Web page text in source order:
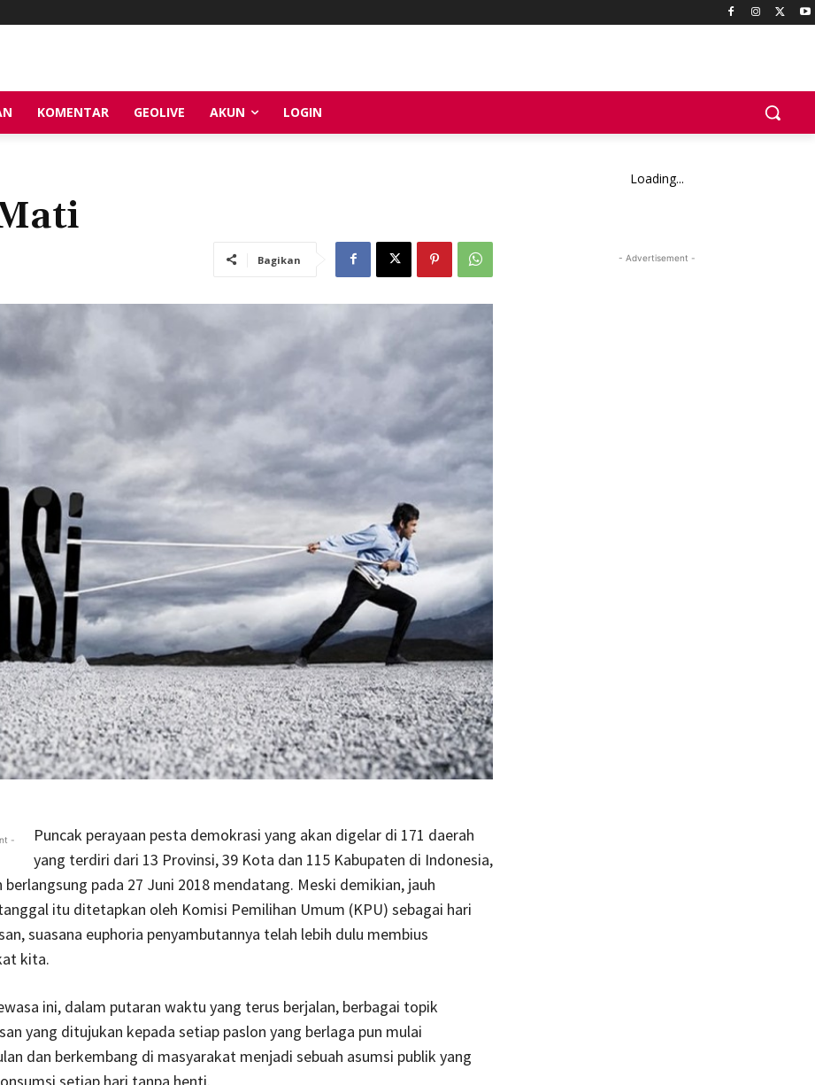
KOMENTAR GEOLIVE AKUN LOGIN
Bagikan
-
Puncak perayaan pesta demokrasi yang akan digelar di 171 daerah
yang terdiri dari 13 Provinsi, 39 Kota dan 115 Kabupaten di Indonesia,
berlangsung pada 27 Juni 2018 mendatang. Meski demikian, jauh
itu ditetapkan oleh Komisi Pemilihan Umum (KPU) sebagai hari
suasana euphoria penyambutannya telah lebih dulu membius
kita.
ini, dalam putaran waktu yang terus berjalan, berbagai topik
yang ditujukan kepada setiap paslon yang berlaga pun mulai
dan berkembang di masyarakat menjadi sebuah asumsi publik yang
Loading...
- Advertisement -